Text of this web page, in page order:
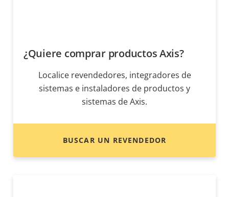
¿Quiere comprar productos Axis?
Localice revendedores, integradores de
sistemas e instaladores de productos y
sistemas de Axis.
BUSCAR UN REVENDEDOR